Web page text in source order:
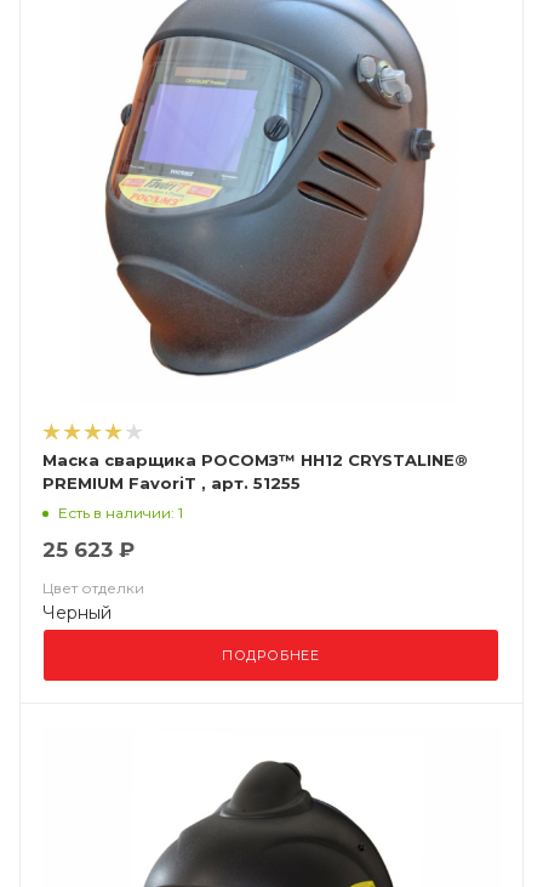
Маска сварщика РОСОМЗ™ НН12 CRYSTALINE®
PREMIUM FavoriT , арт. 51255
Есть в наличии: 1
25 623 ₽
Цвет отделки
Черный
ПОДРОБНЕЕ